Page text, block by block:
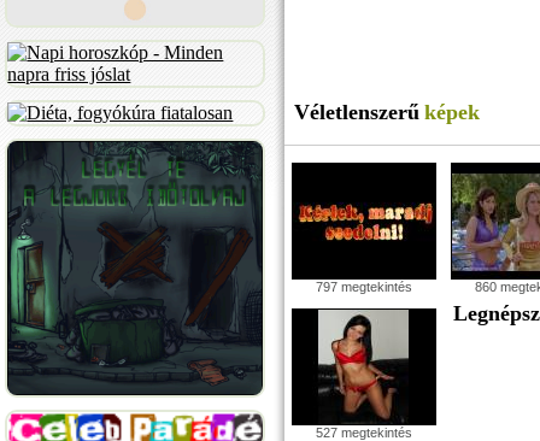
Véletlenszerű képek
797 megtekintés 860
527 megtekintés